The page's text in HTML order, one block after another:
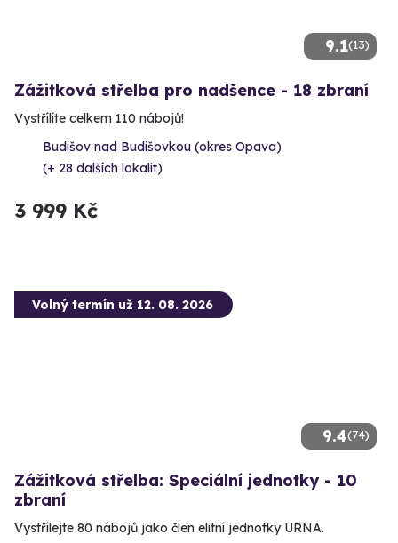
9.1(13)
Zážitková střelba pro nadšence - 18 zbraní
Vystřílíte celkem 110 nábojů!
Budišov nad Budišovkou (okres Opava)
(+ 28 dalších lokalit)
3 999 Kč
9.4(74)
Volný termín už 12. 08. 2026
Zážitková střelba: Speciální jednotky - 10
zbraní
Vystřílejte 80 nábojů jako člen elitní jednotky URNA.